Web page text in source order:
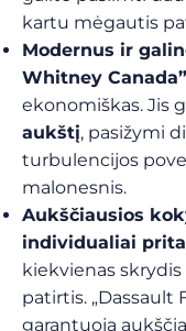
kartu mėgautis
Modernus ir
Whitney
ekonomiškas. Jis
aukštį, pasižymi
turbulencijos
malonesnis.
Aukščiausios
individualiai
kiekvienas skrydis
patirtis. „Dassault
garantuoja